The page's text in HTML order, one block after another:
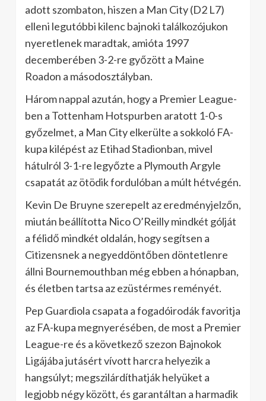
adott szombaton, hiszen a Man City (D2 L7)
elleni legutóbbi kilenc bajnoki találkozójukon
nyeretlenek maradtak, amióta 1997
decemberében 3-2-re győzött a Maine
Roadon a másodosztályban.
Három nappal azután, hogy a Premier League-
ben a Tottenham Hotspurben aratott 1-0-s
győzelmet, a Man City elkerülte a sokkoló FA-
kupa kilépést az Etihad Stadionban, mivel
hátulról 3-1-re legyőzte a Plymouth Argyle
csapatát az ötödik fordulóban a múlt hétvégén.
Kevin De Bruyne szerepelt az eredményjelzőn,
miután beállította Nico O’Reilly mindkét gólját
a félidő mindkét oldalán, hogy segítsen a
Citizensnek a negyeddöntőben döntetlenre
állni Bournemouthban még ebben a hónapban,
és életben tartsa az ezüstérmes reményét.
Pep Guardiola csapata a fogadóirodák favoritja
az FA-kupa megnyerésében, de most a Premier
League-re és a következő szezon Bajnokok
Ligájába jutásért vívott harcra helyezik a
hangsúlyt; megszilárdíthatják helyüket a
legjobb négy között, és garantáltan a harmadik